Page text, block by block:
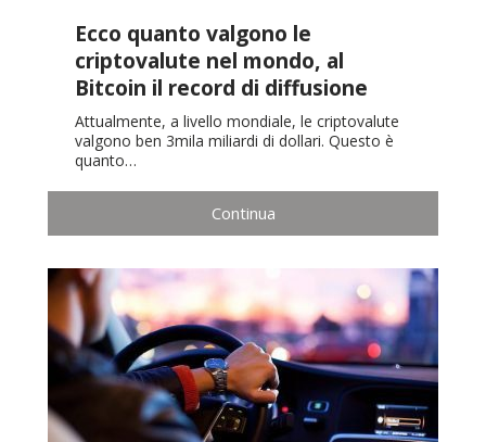
Ecco quanto valgono le
criptovalute nel mondo, al
Bitcoin il record di diffusione
Attualmente, a livello mondiale, le criptovalute
valgono ben 3mila miliardi di dollari. Questo è
quanto…
Continua